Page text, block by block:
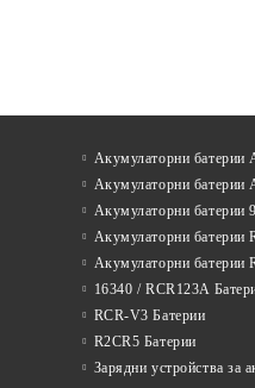
Акумулаторни батерии
Акумулаторни батерии
Акумулаторни батерии
Акумулаторни батерии
Акумулаторни батерии
16340 / RCR123A
RCR-V3 Батерии
R2CR5 Батерии
Зарядни устройства за